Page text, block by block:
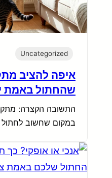
Uncategorized
איפה להציב
שהחתול באמת
התשובה הקצרה: מתקן
במקום שחשוב